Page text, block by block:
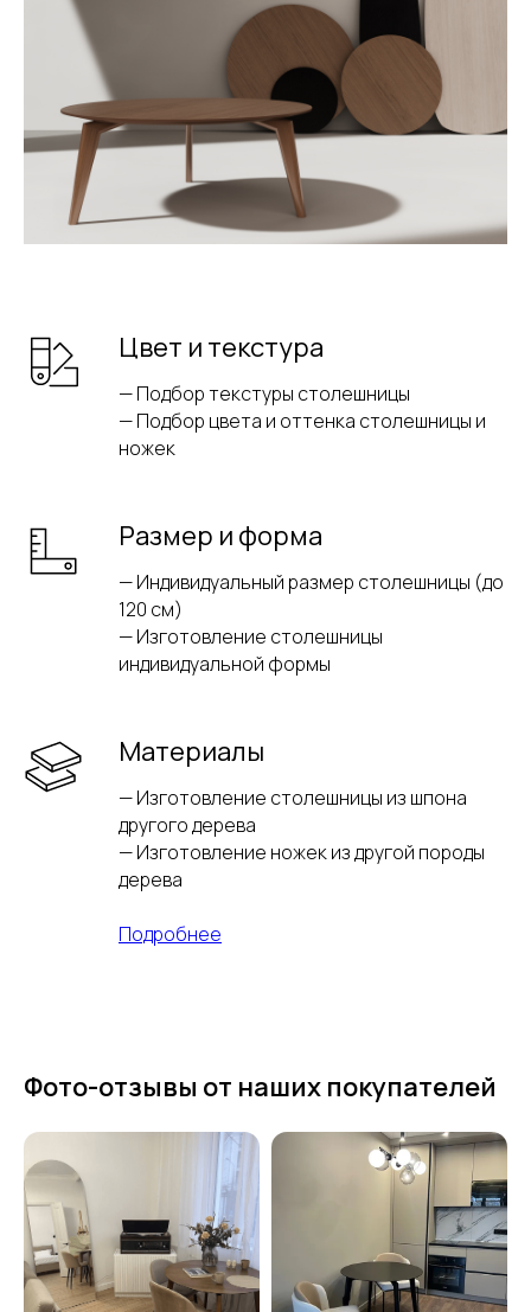
Цвет и текстура
— Подбор текстуры столешницы
— Подбор цвета и оттенка столешницы и
ножек
Размер и форма
— Индивидуальный размер столешницы (до
120 см)
— Изготовление столешницы
индивидуальной формы
Материалы
— Изготовление столешницы из шпона
другого дерева
— Изготовление ножек из другой породы
дерева
Подробнее
Фото-отзывы от наших покупателей